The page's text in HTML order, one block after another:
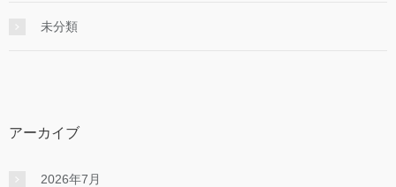
未分類
アーカイブ
2026年7月